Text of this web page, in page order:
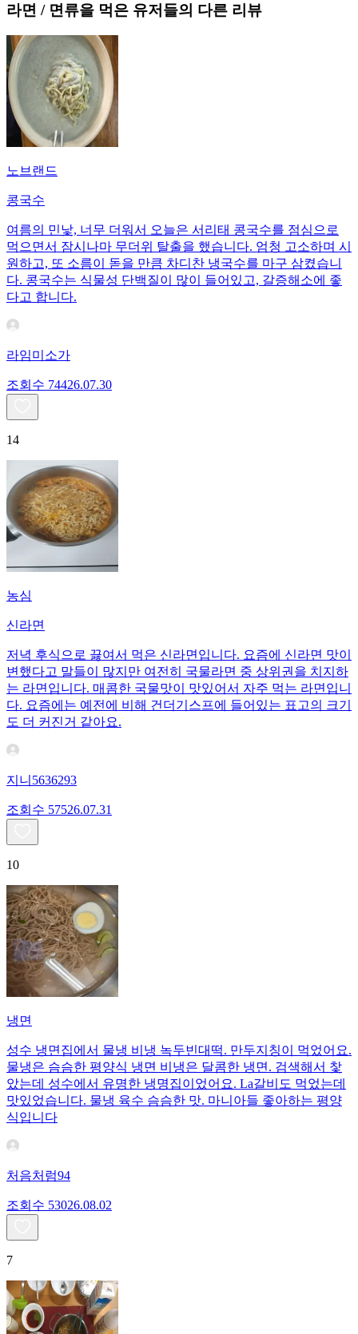
라면 / 면류을 먹은 유저들의 다른 리뷰
노브랜드
콩국수
여름의 민낯, 너무 더워서 오늘은 서리태 콩국수를 점심으로
먹으면서 잠시나마 무더위 탈출을 했습니다. 엄청 고소하며 시
원하고, 또 소름이 돋을 만큼 차디찬 냉국수를 마구 삼켰습니
다. 콩국수는 식물성 단백질이 많이 들어있고, 갈증해소에 좋
다고 합니다.
라임미소가
조회수 74426.07.30
14
농심
신라면
저녁 후식으로 끓여서 먹은 신라면입니다. 요즘에 신라면 맛이
변했다고 말들이 많지만 여전히 국물라면 중 상위권을 치지하
는 라면입니다. 매콤한 국물맛이 맛있어서 자주 먹는 라면입니
다. 요즘에는 예전에 비해 건더기스프에 들어있는 표고의 크기
도 더 커진거 같아요.
지니5636293
조회수 57526.07.31
10
냉면
성수 냉면집에서 물냉 비냉 녹두빈대떡. 만두지칭이 먹었어요.
물냉은 슴슴한 평양식 냉면 비냉은 달콤한 냉면. 검색해서 찿
았는데 성수에서 유명한 냉명집이었어요. La갈비도 먹었는데
맛있었습니다. 물냉 육수 슴슴한 맛. 마니아들 좋아하는 평양
식입니다
처음처럼94
조회수 53026.08.02
7